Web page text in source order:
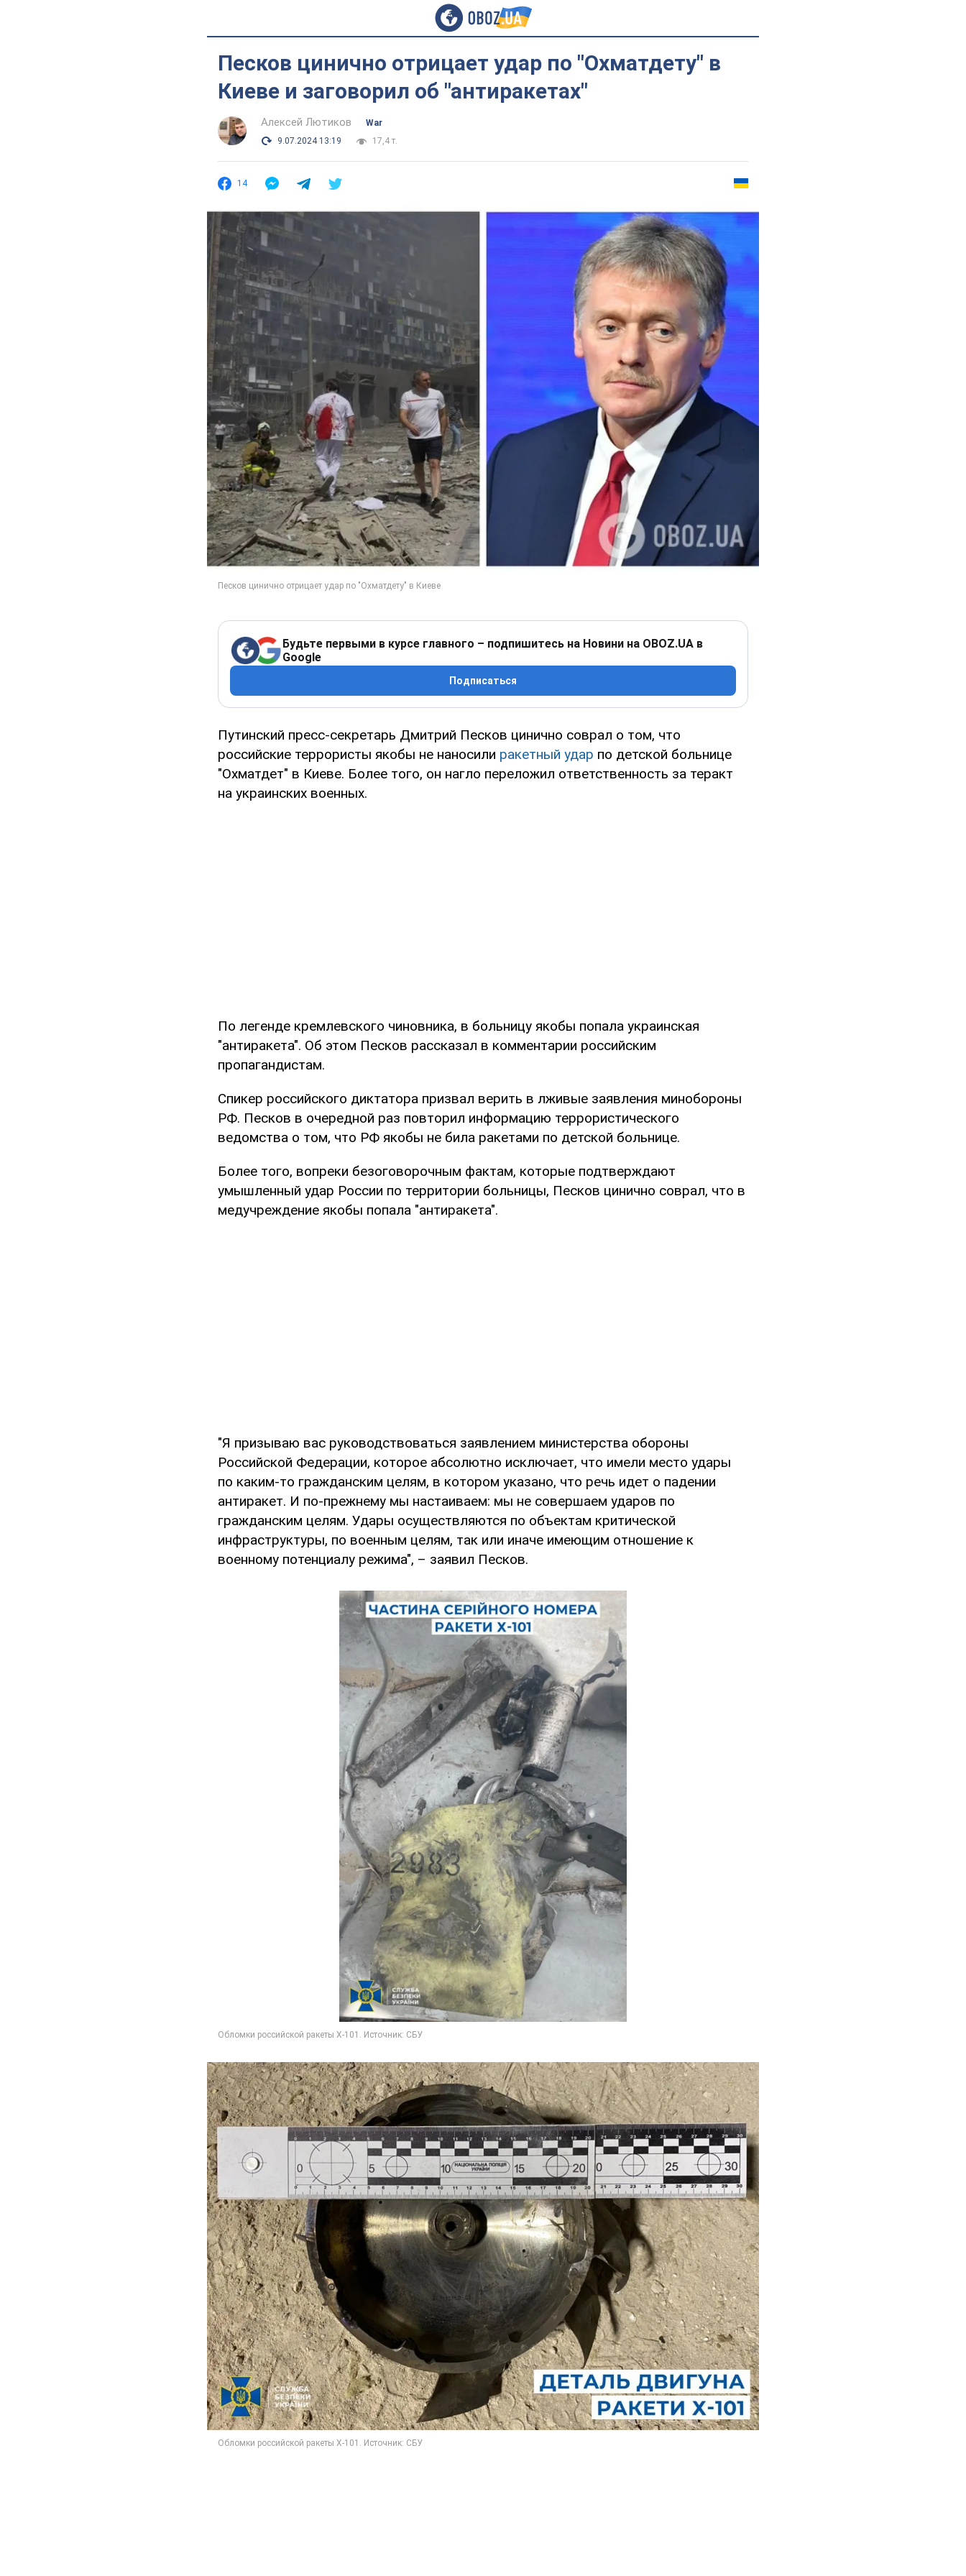
Песков цинично отрицает удар по "Охматдету" в
Киеве и заговорил об "антиракетах"
Алексей Лютиков
War
9.07.2024 13:19
17,4 т.
14
Будьте первыми в курсе главного – подпишитесь на Новини на OBOZ.UA в
Google
Подписаться
Путинский пресс-секретарь Дмитрий Песков цинично соврал о том, что
российские террористы якобы не наносили ракетный удар по детской больнице
"Охматдет" в Киеве. Более того, он нагло переложил ответственность за теракт
на украинских военных.
По легенде кремлевского чиновника, в больницу якобы попала украинская
"антиракета". Об этом Песков рассказал в комментарии российским
пропагандистам.
Спикер российского диктатора призвал верить в лживые заявления минобороны
РФ. Песков в очередной раз повторил информацию террористического
ведомства о том, что РФ якобы не била ракетами по детской больнице.
Более того, вопреки безоговорочным фактам, которые подтверждают
умышленный удар России по территории больницы, Песков цинично соврал, что в
медучреждение якобы попала "антиракета".
"Я призываю вас руководствоваться заявлением министерства обороны
Российской Федерации, которое абсолютно исключает, что имели место удары
по каким-то гражданским целям, в котором указано, что речь идет о падении
антиракет. И по-прежнему мы настаиваем: мы не совершаем ударов по
гражданским целям. Удары осуществляются по объектам критической
инфраструктуры, по военным целям, так или иначе имеющим отношение к
военному потенциалу режима", – заявил Песков.